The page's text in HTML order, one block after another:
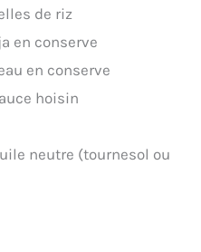
de riz
en conserve
en conserve
hoisin
neutre (tournesol ou